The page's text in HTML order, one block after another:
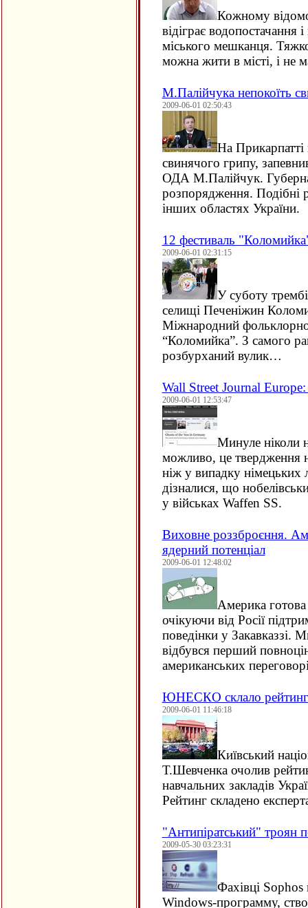
Кожному
відіграє водопостачання
міського мешканця.
можна жити в місті, і не
М.Палійчука непокоїть
2009-06-01 02:50:43
На
свинячого грипу,
ОДА М.Палійчук.
розпорядження. Подібні
інших областях України.
12 фестиваль
2009-06-01 02:31:15
У суботу
селищі Печеніжин
Міжнародний
“Коломийка”. З самого
розбурханий вулик…
Wall Street Journal
2009-06-01 12:53:47
Минуле ніколи
можливо, це твердження
ніж у випадку
дізналися, що
у військах Waffen SS.
Виховне роззброєння.
ядерний потенціал
2009-06-01 12:48:02
Америка готова
очікуючи від Росії
поведінки у Закавказзі.
відбувся перший
американських
ЮНЕСКО склало
2009-06-01 11:46:18
Київський
Т.Шевченка очолив
навчальних закладів
Рейтинг складено
"Антипіратський" троян
2009-05-30 03:23:31
Фахівці Sophos
Windows-программу,